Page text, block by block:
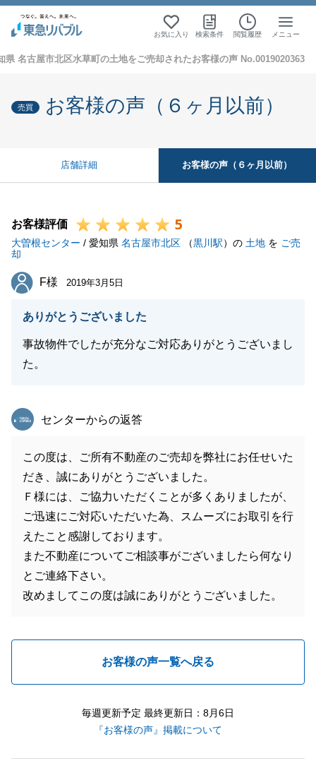
お気に入り 検索条件 閲覧履歴 メニュー
県 名古屋市北区水草町の土地をご売却されたお客様の声 No.0019020363
売買 お客様の声（６ヶ月以前）
店舗詳細 お客様の声（６ヶ月以前）
お客様評価 5
大曽根センター / 愛知県 名古屋市北区 （黒川駅）の 土地 を ご売
却
F様
F様 2019年3月5日
ありがとうございました
事故物件でしたが充分なご対応ありがとうございまし
た。
東急リバブル
センターからの返答
この度は、ご所有不動産のご売却を弊社にお任せいた
だき、誠にありがとうございました。
Ｆ様には、ご協力いただくことが多くありましたが、
ご迅速にご対応いただいた為、スムーズにお取引を行
えたこと感謝しております。
また不動産についてご相談事がございましたら何なり
とご連絡下さい。
改めましてこの度は誠にありがとうございました。
お客様の声一覧へ戻る
毎週更新予定 最終更新日：8月6日
『お客様の声』掲載について